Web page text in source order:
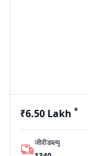
₹6.50 Lakh *
जीवीडब्ल्यू